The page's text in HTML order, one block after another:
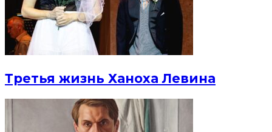
Третья жизнь Ханоха Левина